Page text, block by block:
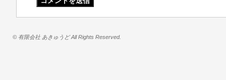
© 有限会社 あきゅうど All Rights Reserved.